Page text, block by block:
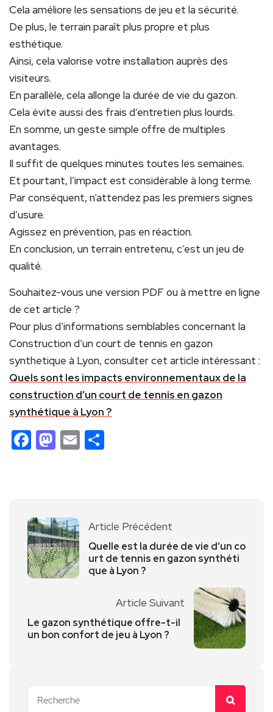
Cela améliore les sensations de jeu et la sécurité.
De plus, le terrain paraît plus propre et plus
esthétique.
Ainsi, cela valorise votre installation auprès des
visiteurs.
En parallèle, cela allonge la durée de vie du gazon.
Cela évite aussi des frais d’entretien plus lourds.
En somme, un geste simple offre de multiples
avantages.
Il suffit de quelques minutes toutes les semaines.
Et pourtant, l’impact est considérable à long terme.
Par conséquent, n’attendez pas les premiers signes
d’usure.
Agissez en prévention, pas en réaction.
En conclusion, un terrain entretenu, c’est un jeu de
qualité.
Souhaitez-vous une version PDF ou à mettre en ligne
de cet article ?
Pour plus d’informations semblables concernant la
Construction d’un court de tennis en gazon
synthetique à Lyon, consulter cet article intéressant :
Quels sont les impacts environnementaux de la
construction d’un court de tennis en gazon
synthétique à Lyon ?
Facebook
Mastodon
Email
Article Précédent
Quelle est la durée de vie d’un co
urt de tennis en gazon synthéti
que à Lyon ?
Article Suivant
Le gazon synthétique offre-t-il
un bon confort de jeu à Lyon ?